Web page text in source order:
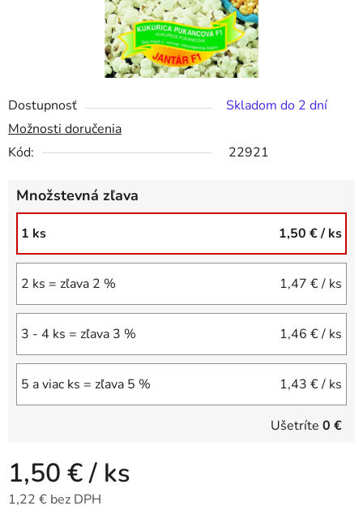
Dostupnosť
Skladom do 2 dní
Možnosti doručenia
Kód:
22921
Množstevná zľava
1 ks 1,50 €/ ks
2 ks = zľava 2 % 1,47 €/ ks
3 - 4 ks = zľava 3 % 1,46 €/ ks
5 a viac ks = zľava 5 % 1,43 €/ ks
Ušetríte 0 €
1,50 €/ ks
1,22 € bez DPH